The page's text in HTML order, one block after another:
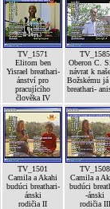
TV_1571
Elitom ben
Yisrael breathari-
ánství pro
pracujícího
člověka IV
TV_1585
Oberon C.
návrat k
Božskému já
breathari-
TV_1501
Camila a Akahi
budúci breathari-
ánski
rodičia II
TV_1508
Camila a
budúci
-ánski
rodičia III